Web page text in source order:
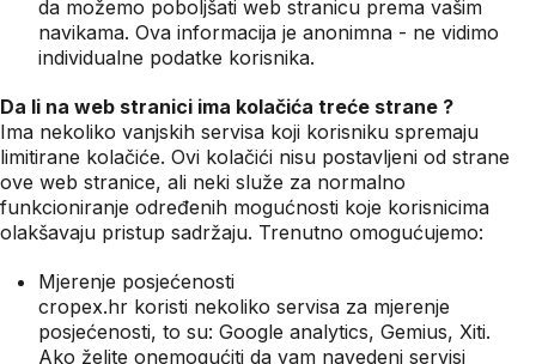
da možemo poboljšati web stranicu prema vašim
navikama. Ova informacija je anonimna - ne vidimo
individualne podatke korisnika.
Da li na web stranici ima kolačića treće strane ?
Ima nekoliko vanjskih servisa koji korisniku spremaju
limitirane kolačiće. Ovi kolačići nisu postavljeni od strane
ove web stranice, ali neki služe za normalno
funkcioniranje određenih mogućnosti koje korisnicima
olakšavaju pristup sadržaju. Trenutno omogućujemo:
Mjerenje posjećenosti
cropex.hr koristi nekoliko servisa za mjerenje
posjećenosti, to su: Google analytics, Gemius, Xiti.
Ako želite onemogućiti da vam navedeni servisi